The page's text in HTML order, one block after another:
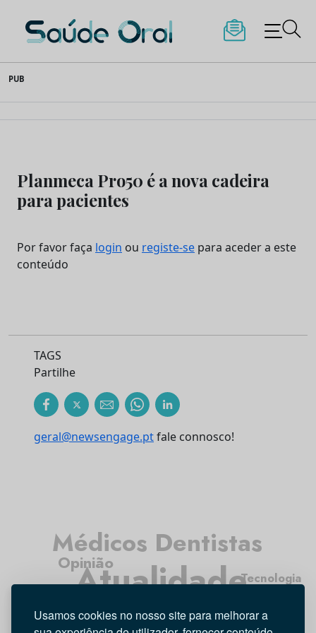
Usamos cookies no nosso site para melhorar a
to
content
Saúde Oral
PUB
Planmeca Pro50 é a nova cadeira
para pacientes
Por favor faça login ou registe-se para aceder a este
conteúdo
TAGS
Partilhe
geral@newsengage.ptfale connosco!
Atualidade
Médicos Dentistas
Higiene Oral
Entrevista
Opinião
Tecnologia